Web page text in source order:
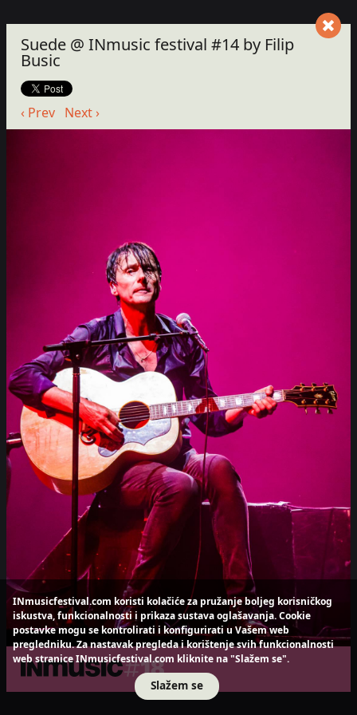
Suede @ INmusic festival #14 by Filip
Busic
‹ Prev Next ›
INmusicfestival.com koristi kolačiće za pružanje boljeg korisničkog
iskustva, funkcionalnosti i prikaza sustava oglašavanja. Cookie
postavke mogu se kontrolirati i konfigurirati u Vašem web
pregledniku. Za nastavak pregleda i korištenje svih funkcionalnosti
web stranice INmusicfestival.com kliknite na "Slažem se".
Slažem se